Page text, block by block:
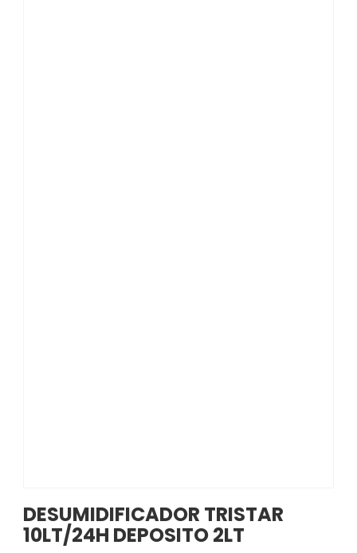
DESUMIDIFICADOR TRISTAR
10LT/24H DEPOSITO 2LT